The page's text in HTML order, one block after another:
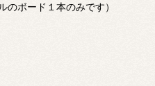
のボード１本のみです）